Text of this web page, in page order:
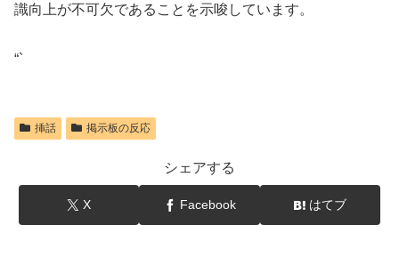
識向上が不可欠であることを示唆しています。
“`
挿話 掲示板の反応
シェアする
X Facebook はてブ